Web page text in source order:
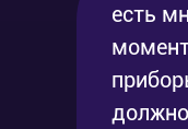
есть